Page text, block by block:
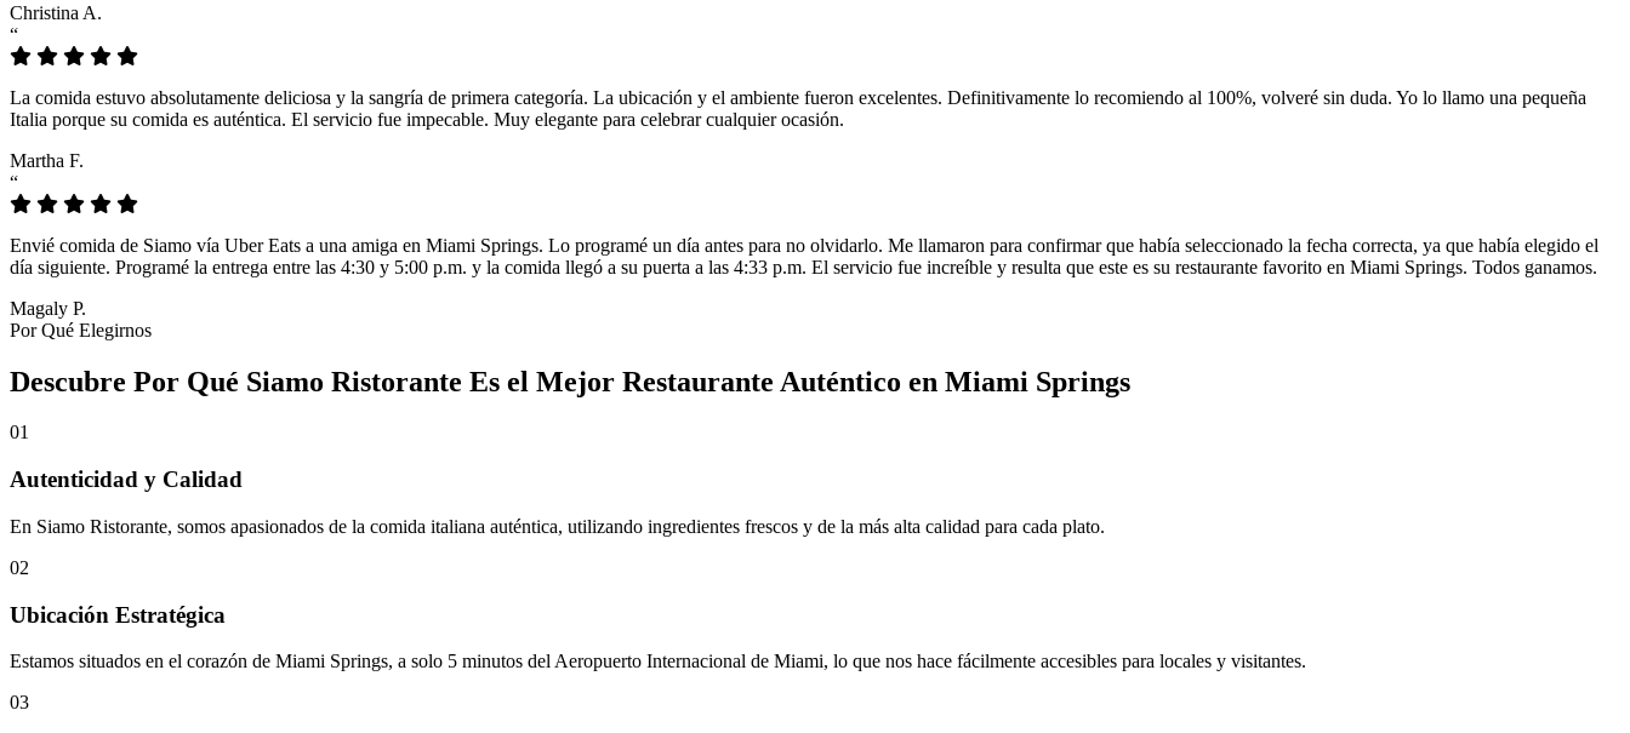
Christina A.
“
La comida estuvo absolutamente deliciosa y la sangría de primera categoría. La ubicación y el ambiente fueron excelentes. Definitivamente lo recomiendo al 100%, volveré sin duda. Yo lo llamo una pequeña
Italia porque su comida es auténtica. El servicio fue impecable. Muy elegante para celebrar cualquier ocasión.
Martha F.
“
Envié comida de Siamo vía Uber Eats a una amiga en Miami Springs. Lo programé un día antes para no olvidarlo. Me llamaron para confirmar que había seleccionado la fecha correcta, ya que había elegido el
día siguiente. Programé la entrega entre las 4:30 y 5:00 p.m. y la comida llegó a su puerta a las 4:33 p.m. El servicio fue increíble y resulta que este es su restaurante favorito en Miami Springs. Todos ganamos.
Magaly P.
Por Qué Elegirnos
Descubre Por Qué Siamo Ristorante Es el Mejor Restaurante Auténtico en Miami Springs
01
Autenticidad y Calidad
En Siamo Ristorante, somos apasionados de la comida italiana auténtica, utilizando ingredientes frescos y de la más alta calidad para cada plato.
02
Ubicación Estratégica
Estamos situados en el corazón de Miami Springs, a solo 5 minutos del Aeropuerto Internacional de Miami, lo que nos hace fácilmente accesibles para locales y visitantes.
03